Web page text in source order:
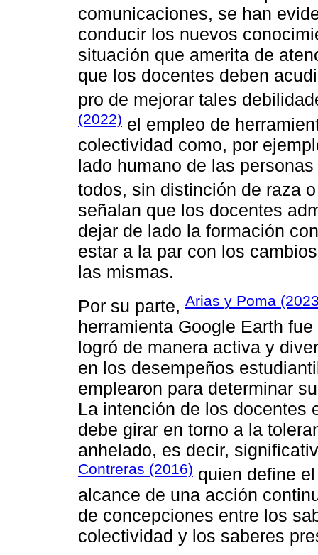
comunicaciones, se han
conducir los nuevos
situación que amerita de
que los docentes deben
pro de mejorar tales
(2022) el empleo de
colectividad como, por
lado humano de las
todos, sin distinción de raza
señalan que los docentes
dejar de lado la formación
estar a la par con los
las mismas.
Por su parte, Arias y Poma
herramienta Google Earth
logró de manera activa y
en los desempeños
emplearon para determinar
La intención de los docentes
debe girar en torno a la
anhelado, es decir,
Contreras (2016) quien define
alcance de una acción
de concepciones entre los
colectividad y los saberes